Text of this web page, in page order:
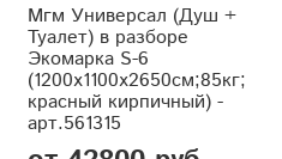
Мгм Универсал (Душ +
Туалет) в разборе
Экомарка S-6
(1200x1100x2650см;85кг;
красный кирпичный) -
арт.561315